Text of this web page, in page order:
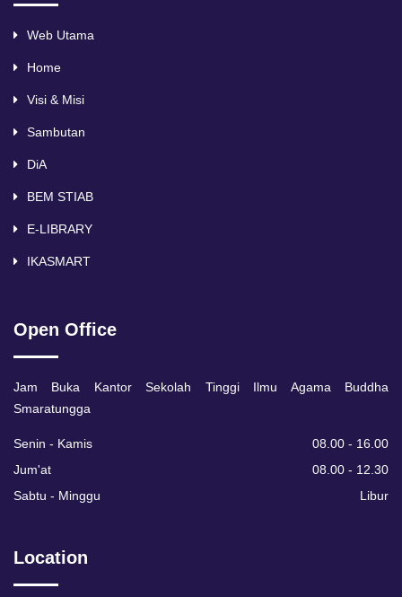
Web Utama
Home
Visi & Misi
Sambutan
DiA
BEM STIAB
E-LIBRARY
IKASMART
Open Office
Jam Buka Kantor Sekolah Tinggi Ilmu Agama Buddha
Smaratungga
Senin - Kamis
08.00 - 16.00
Jum'at
08.00 - 12.30
Sabtu - Minggu
Libur
Location